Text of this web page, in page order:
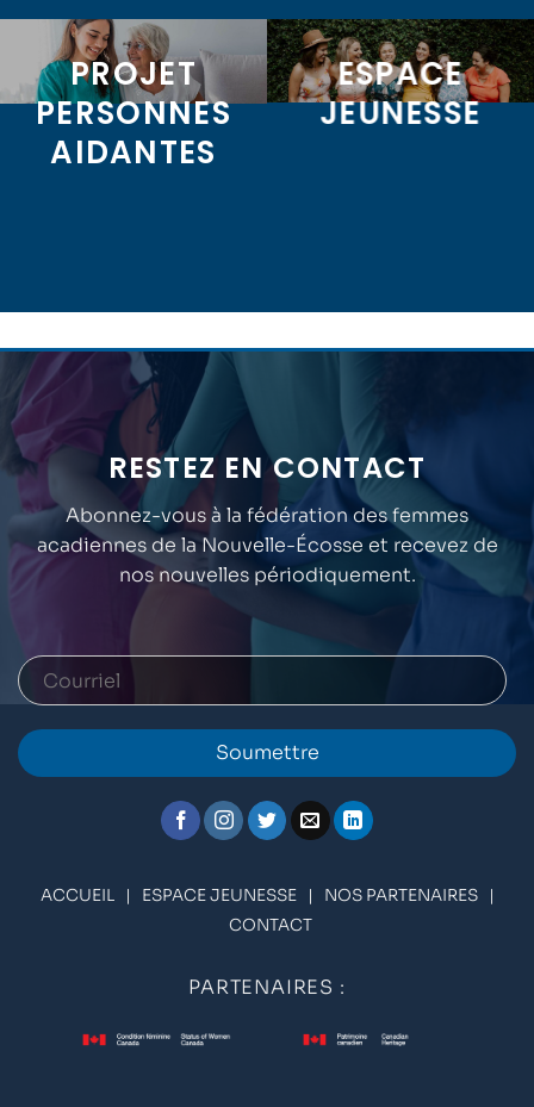
PROJET
PERSONNES
AIDANTES
ESPACE
JEUNESSE
RESTEZ EN CONTACT
Abonnez-vous à la fédération des femmes
acadiennes de la Nouvelle-Écosse et recevez de
nos nouvelles périodiquement.
Soumettre
ACCUEIL| ESPACE JEUNESSE| NOS PARTENAIRES|
CONTACT
PARTENAIRES :